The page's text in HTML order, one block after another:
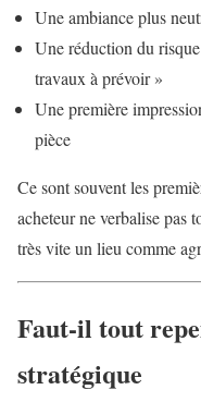
Une ambiance plus
Une réduction du
travaux à prévoir »
Une première
pièce
Ce sont souvent les
acheteur ne verbalise pas
très vite un lieu comme
Faut-il tout
stratégique